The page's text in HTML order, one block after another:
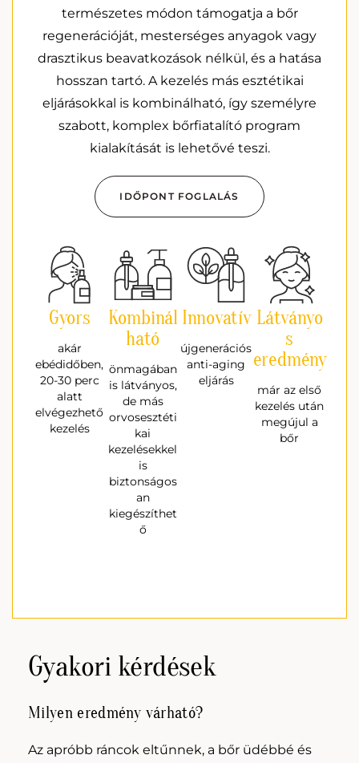
természetes módon támogatja a bőr
regenerációját, mesterséges anyagok vagy
drasztikus beavatkozások nélkül, és a hatása
hosszan tartó. A kezelés más esztétikai
eljárásokkal is kombinálható, így személyre
szabott, komplex bőrfiatalító program
kialakítását is lehetővé teszi.
IDŐPONT FOGLALÁS
Gyors
akár
ebédidőben,
20-30 perc
alatt
elvégezhető
kezelés
Kombinál
ható
önmagában
is látványos,
de más
orvosesztéti
kai
kezelésekkel
is
biztonságos
an
kiegészíthet
ő
Innovatív
újgenerációs
anti-aging
eljárás
Látványo
s
eredmény
már az első
kezelés után
megújul a
bőr
Gyakori kérdések
Milyen eredmény várható?
Az apróbb ráncok eltűnnek, a bőr üdébbé és